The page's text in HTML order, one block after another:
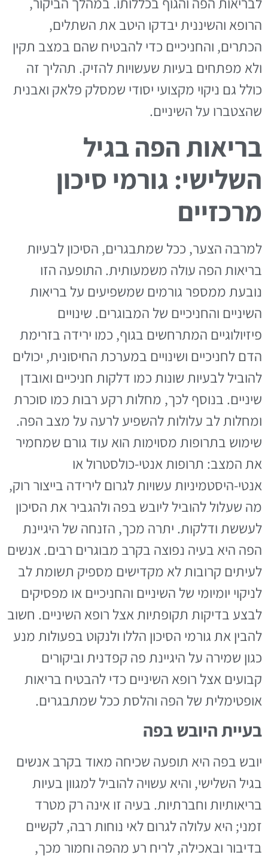
הרופא והשיננית יבדקו היטב את השתלים,
הכתרים, והחניכיים כדי להבטיח שהם במצב תקין
ולא מפתחים בעיות שעשויות להזיק. תהליך זה
כולל גם ניקוי מקצועי יסודי שמסלק פלאק ואבנית
שהצטברו על השיניים.
בריאות הפה בגיל
השלישי: גורמי סיכון
מרכזיים
למרבה הצער, ככל שמתבגרים, הסיכון לבעיות
בריאות הפה עולה משמעותית. התופעה הזו
נובעת ממספר גורמים שמשפיעים על בריאות
השיניים והחניכיים של המבוגרים. שינויים
פיזיולוגיים המתרחשים בגוף, כמו ירידה בזרימת
הדם לחניכיים ושינויים במערכת החיסונית, יכולים
להוביל לבעיות שונות כמו דלקות חניכיים ואובדן
שיניים. בנוסף לכך, מחלות רקע רבות כמו סוכרת
ומחלות לב עלולות להשפיע לרעה על מצב הפה.
שימוש בתרופות מסוימות הוא עוד גורם שמחמיר
את המצב: תרופות אנטי-כולסטרול או
אנטי-היסטמיניות עשויות לגרום לירידה בייצור רוק,
מה שעלול להוביל ליובש בפה ולהגביר את הסיכון
לעששת ודלקות. יתרה מכך, הזנחה של היגיינת
הפה היא בעיה נפוצה בקרב מבוגרים רבים. אנשים
לעיתים קרובות לא מקדישים מספיק תשומת לב
לניקוי יומיומי של השיניים והחניכיים או מפסיקים
לבצע בדיקות תקופתיות אצל רופא השיניים. חשוב
להבין את גורמי הסיכון הללו ולנקוט בפעולות מנע
כגון שמירה על היגיינת פה קפדנית וביקורים
קבועים אצל רופא השיניים כדי להבטיח בריאות
אופטימלית של הפה והלסת ככל שמתבגרים.
בעיית היובש בפה
יובש בפה היא תופעה שכיחה מאוד בקרב אנשים
בגיל השלישי, והיא עשויה להוביל למגוון בעיות
בריאותיות וחברתיות. בעיה זו אינה רק מטרד
זמני; היא עלולה לגרום לאי נוחות רבה, לקשיים
בדיבור ובאכילה, לריח רע מהפה וחמור מכך,